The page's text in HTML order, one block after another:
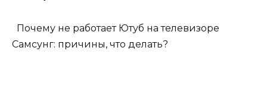
Почему не работает Ютуб на телевизоре
Самсунг: причины, что делать?